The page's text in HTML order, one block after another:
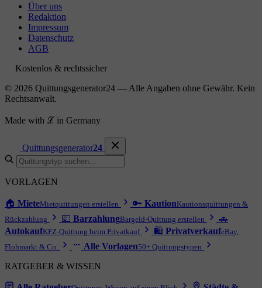
Über uns
Redaktion
Impressum
Datenschutz
AGB
Kostenlos & rechtssicher
© 2026 Quittungsgenerator24 — Alle Angaben ohne Gewähr. Kein
Rechtsanwalt.
Made with ℒ in Germany
Quittungsgenerator24
VORLAGEN
🏠 MieteMietquittungen erstellen 🔑 KautionKautionsquittungen &
Rückzahlung
💶 BarzahlungBargeld-Quittung erstellen
🚗
AutokaufKFZ-Quittung beim Privatkauf 🛍 PrivatverkaufeBay,
Flohmarkt & Co.
Alle Vorlagen50+ Quittungstypen
RATGEBER & WISSEN